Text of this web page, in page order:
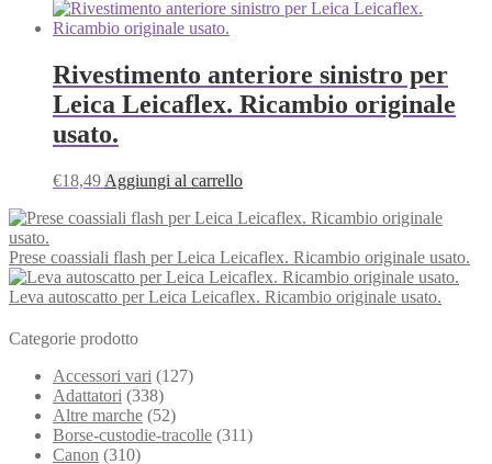
Rivestimento anteriore sinistro per
Leica Leicaflex. Ricambio originale
usato.
€18,49 Aggiungi al carrello
Prese coassiali flash per Leica Leicaflex. Ricambio originale usato.
Leva autoscatto per Leica Leicaflex. Ricambio originale usato.
Categorie prodotto
Accessori vari (127)
Adattatori (338)
Altre marche (52)
Borse-custodie-tracolle (311)
Canon (310)